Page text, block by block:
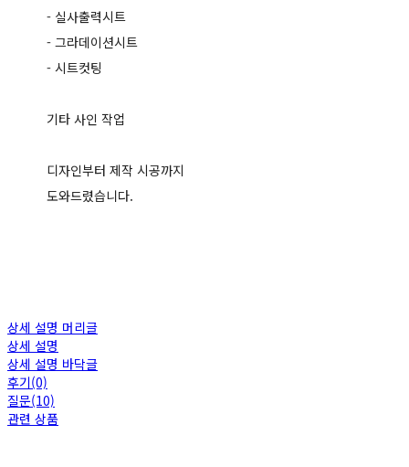
- 실사출력시트
- 그라데이션시트
- 시트컷팅
기타 사인 작업
디자인부터 제작 시공까지
도와드렸습니다.
상세 설명 머리글
상세 설명
상세 설명 바닥글
후기(0)
질문(10)
관련 상품